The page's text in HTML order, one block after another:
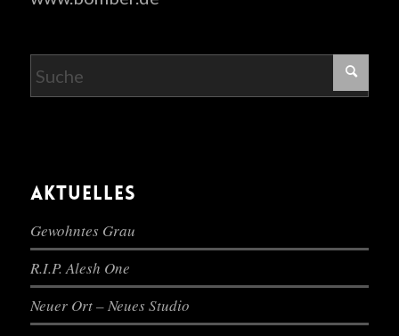
AKTUELLES
Gewohntes Grau
R.I.P. Alesh One
Neuer Ort – Neues Studio